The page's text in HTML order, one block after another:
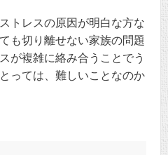
トレスの原因が明白な方な
も切り離せない家族の問題
が複雑に絡み合うことでう
っては、難しいことなのか